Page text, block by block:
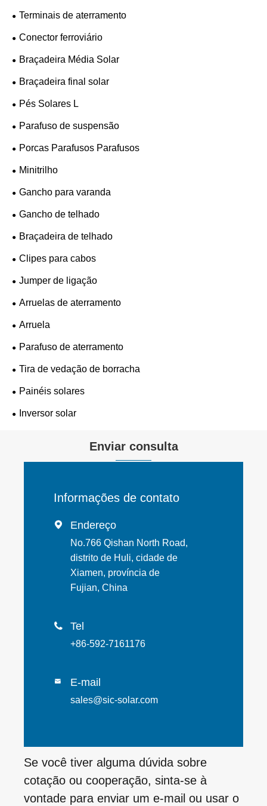
Terminais de aterramento
Conector ferroviário
Braçadeira Média Solar
Braçadeira final solar
Pés Solares L
Parafuso de suspensão
Porcas Parafusos Parafusos
Minitrilho
Gancho para varanda
Gancho de telhado
Braçadeira de telhado
Clipes para cabos
Jumper de ligação
Arruelas de aterramento
Arruela
Parafuso de aterramento
Tira de vedação de borracha
Painéis solares
Inversor solar
Enviar consulta
Informações de contato
 Endereço
No.766 Qishan North Road,
distrito de Huli, cidade de
Xiamen, província de
Fujian, China
 Tel
+86-592-7161176
 E-mail
sales@sic-solar.com
Se você tiver alguma dúvida sobre
cotação ou cooperação, sinta-se à
vontade para enviar um e-mail ou usar o